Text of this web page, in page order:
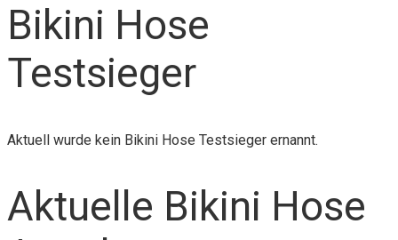
Bikini Hose
Testsieger
Aktuell wurde kein Bikini Hose Testsieger ernannt.
Aktuelle Bikini Hose